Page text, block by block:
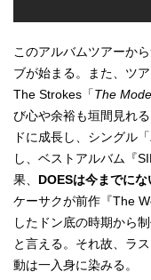
このアルバムツアーか
ブが始まる。また、ツ
The Strokes「The
び心や余裕も垣間見れ
ドに成長し、シングル
し、ベストアルバム『
果、 DOESは今までにな
ケーサクが前作『The
したドン底の時期から
と言える。それ故、ラ
動は一入身に染みる。